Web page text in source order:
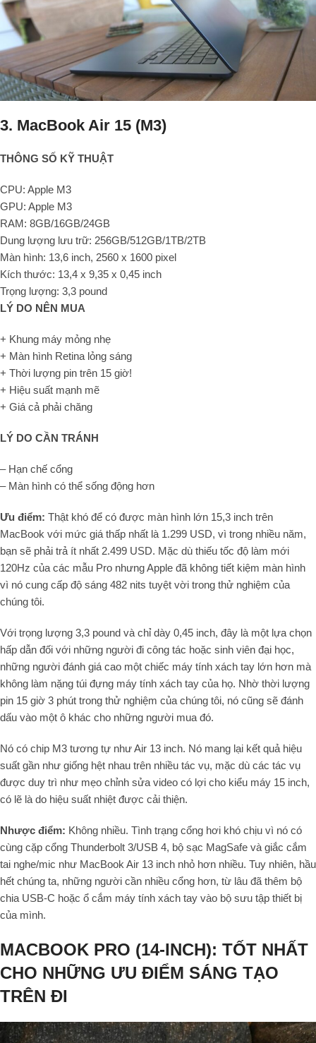
3. MacBook Air 15 (M3)
THÔNG SỐ KỸ THUẬT
CPU: Apple M3
GPU: Apple M3
RAM: 8GB/16GB/24GB
Dung lượng lưu trữ: 256GB/512GB/1TB/2TB
Màn hình: 13,6 inch, 2560 x 1600 pixel
Kích thước: 13,4 x 9,35 x 0,45 inch
Trọng lượng: 3,3 pound
LÝ DO NÊN MUA
+ Khung máy mỏng nhẹ
+ Màn hình Retina lỏng sáng
+ Thời lượng pin trên 15 giờ!
+ Hiệu suất mạnh mẽ
+ Giá cả phải chăng
LÝ DO CẦN TRÁNH
– Hạn chế cổng
– Màn hình có thể sống động hơn
Ưu điểm: Thật khó để có được màn hình lớn 15,3 inch trên
MacBook với mức giá thấp nhất là 1.299 USD, vì trong nhiều năm,
bạn sẽ phải trả ít nhất 2.499 USD. Mặc dù thiếu tốc độ làm mới
120Hz của các mẫu Pro nhưng Apple đã không tiết kiệm màn hình
vì nó cung cấp độ sáng 482 nits tuyệt vời trong thử nghiệm của
chúng tôi.
Với trọng lượng 3,3 pound và chỉ dày 0,45 inch, đây là một lựa chọn
hấp dẫn đối với những người đi công tác hoặc sinh viên đại học,
những người đánh giá cao một chiếc máy tính xách tay lớn hơn mà
không làm nặng túi đựng máy tính xách tay của họ. Nhờ thời lượng
pin 15 giờ 3 phút trong thử nghiệm của chúng tôi, nó cũng sẽ đánh
dấu vào một ô khác cho những người mua đó.
Nó có chip M3 tương tự như Air 13 inch. Nó mang lại kết quả hiệu
suất gần như giống hệt nhau trên nhiều tác vụ, mặc dù các tác vụ
được duy trì như mẹo chỉnh sửa video có lợi cho kiểu máy 15 inch,
có lẽ là do hiệu suất nhiệt được cải thiện.
Nhược điểm: Không nhiều. Tình trạng cổng hơi khó chịu vì nó có
cùng cặp cổng Thunderbolt 3/USB 4, bộ sạc MagSafe và giắc cắm
tai nghe/mic như MacBook Air 13 inch nhỏ hơn nhiều. Tuy nhiên, hầu
hết chúng ta, những người cần nhiều cổng hơn, từ lâu đã thêm bộ
chia USB-C hoặc ổ cắm máy tính xách tay vào bộ sưu tập thiết bị
của mình.
MACBOOK PRO (14-INCH): TỐT NHẤT
CHO NHỮNG ƯU ĐIỂM SÁNG TẠO
TRÊN ĐI